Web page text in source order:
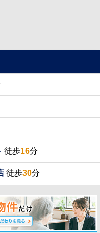
徒歩16分
徒歩30分